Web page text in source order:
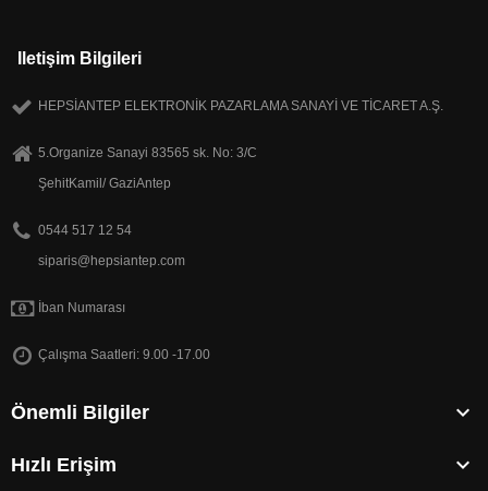
Iletişim Bilgileri
HEPSİANTEP ELEKTRONİK PAZARLAMA SANAYİ VE TİCARET A.Ş.
5.Organize Sanayi 83565 sk. No: 3/C
ŞehitKamil/ GaziAntep
0544 517 12 54
siparis@hepsiantep.com
İban Numarası
Çalışma Saatleri: 9.00 -17.00
Önemli Bilgiler 
Hızlı Erişim 